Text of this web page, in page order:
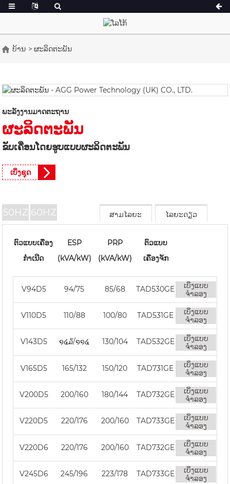
ບ້ານ ຜະລິດຕະພັນ
ພະລັງງານມາດຕະຖານ
ຜະລິດຕະພັນ
ຂັບເຄື່ອນໂດຍຮູບແບບຜະລິດຕະພັນ
ເບິ່ງຊຸດ
50HZ 60HZ ໄລຍະດຽວ
ສາມໄລຍະ
ຕົວແບບເຄື່ອງ
ກໍາເນີດ
ESP
(kVA/kW)
PRP
(kVA/kW)
ຕົວແບບ
ເຄື່ອງຈັກ
V94D5 94/75 85/68 TAD530GE
ເບິ່ງແບບ
ຈໍາລອງ
V110D5 110/88 100/80 TAD531GE
ເບິ່ງແບບ
ຈໍາລອງ
V143D5 ໑໔໓/໑໑໔ 130/104 TAD532GE
ເບິ່ງແບບ
ຈໍາລອງ
V165D5 165/132 150/120 TAD731GE
ເບິ່ງແບບ
ຈໍາລອງ
V200D5 200/160 180/144 TAD732GE
ເບິ່ງແບບ
ຈໍາລອງ
V220D5 220/176 200/160 TAD733GE
ເບິ່ງແບບ
ຈໍາລອງ
V220D6 220/176 200/160 TAD732GE
ເບິ່ງແບບ
ຈໍາລອງ
V245D6 245/196 223/178 TAD733GE
ເບິ່ງແບບ
ຈໍາລອງ
CU Series 33-300 kVA
DE Series 22-250 kVA
K Sereis 7-49 kVA
V Series 94-285 kVA
CU Series 275-